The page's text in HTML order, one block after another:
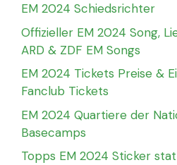
EM 2024 Schiedsrichter
Offizieller EM 2024 Song,
ARD & ZDF EM Songs
EM 2024 Tickets Preise &
Fanclub Tickets
EM 2024 Quartiere der
Basecamps
Topps EM 2024 Sticker